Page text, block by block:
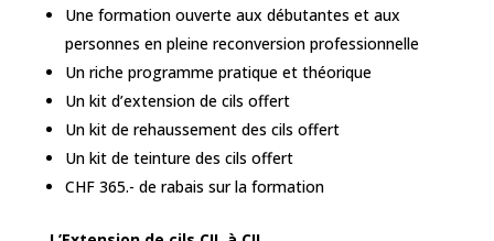
Une formation ouverte aux débutantes et aux
personnes en pleine reconversion professionnelle
Un riche programme pratique et théorique
Un kit d’extension de cils offert
Un kit de rehaussement des cils offert
Un kit de teinture des cils offert
CHF 365.- de rabais sur la formation